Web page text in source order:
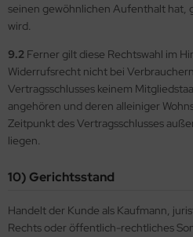
seinen gewöhnlichen Aufenthalt hat,
wird.
9.2 Ferner gilt diese Rechtswahl im
Widerrufsrecht nicht bei
Vertragsschlusses keinem
angehören und deren alleiniger
Zeitpunkt des Vertragsschlusses
liegen.
10) Gerichtsstand
Handelt der Kunde als Kaufmann,
Rechts oder öffentlich-rechtliches